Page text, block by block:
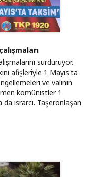
sürdürüyor.
afişleriyle 1 Mayıs'ta
ve valinin
komünistler 1
ısrarcı. Taşeronlaşan